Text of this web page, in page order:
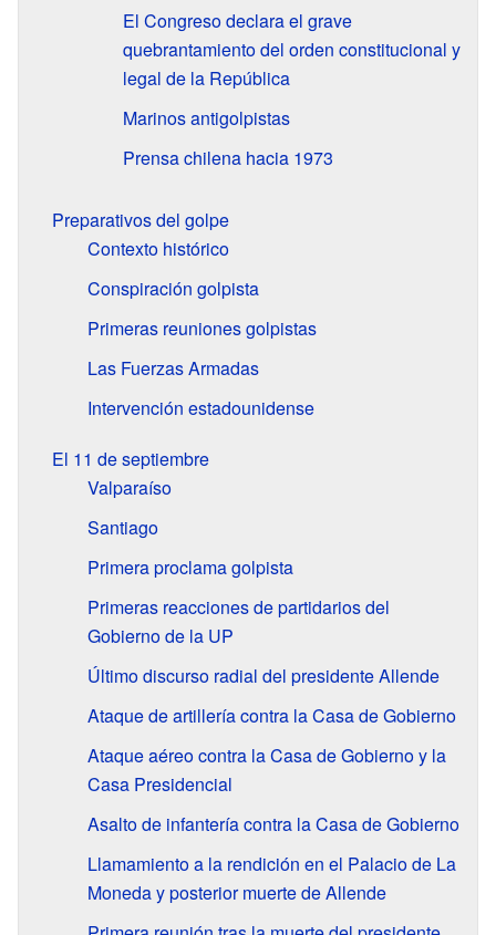
El Congreso declara el grave
quebrantamiento del orden constitucional y
legal de la República
Marinos antigolpistas
Prensa chilena hacia 1973
Preparativos del golpe
Contexto histórico
Conspiración golpista
Primeras reuniones golpistas
Las Fuerzas Armadas
Intervención estadounidense
El 11 de septiembre
Valparaíso
Santiago
Primera proclama golpista
Primeras reacciones de partidarios del
Gobierno de la UP
Último discurso radial del presidente Allende
Ataque de artillería contra la Casa de Gobierno
Ataque aéreo contra la Casa de Gobierno y la
Casa Presidencial
Asalto de infantería contra la Casa de Gobierno
Llamamiento a la rendición en el Palacio de La
Moneda y posterior muerte de Allende